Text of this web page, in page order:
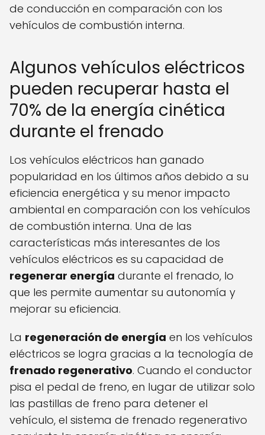
de conducción en comparación con los
vehículos de combustión interna.
Algunos vehículos eléctricos
pueden recuperar hasta el
70% de la energía cinética
durante el frenado
Los vehículos eléctricos han ganado
popularidad en los últimos años debido a su
eficiencia energética y su menor impacto
ambiental en comparación con los vehículos
de combustión interna. Una de las
características más interesantes de los
vehículos eléctricos es su capacidad de
regenerar energía durante el frenado, lo
que les permite aumentar su autonomía y
mejorar su eficiencia.
La regeneración de energía en los vehículos
eléctricos se logra gracias a la tecnología de
frenado regenerativo. Cuando el conductor
pisa el pedal de freno, en lugar de utilizar solo
las pastillas de freno para detener el
vehículo, el sistema de frenado regenerativo